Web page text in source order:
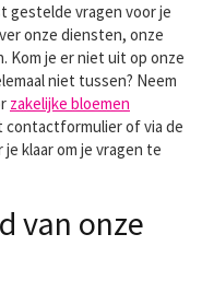
gestelde vragen voor je
onze diensten, onze
Kom je er niet uit op onze
niet tussen? Neem
zakelijke bloemen
contactformulier of via de
klaar om je vragen te
van onze